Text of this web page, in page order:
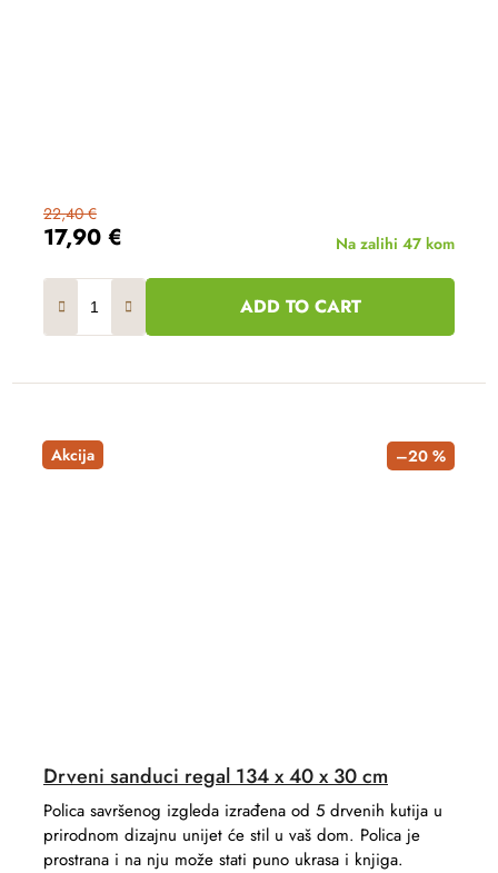
17,90 €
22,40 €
Na zalihi 47 kom
ADD TO CART
Akcija –20 %
Drveni sanduci regal 134 x 40 x 30 cm
Polica savršenog izgleda izrađena od 5 drvenih kutija u
prirodnom dizajnu unijet će stil u vaš dom. Polica je
prostrana i na nju može stati puno ukrasa i knjiga.